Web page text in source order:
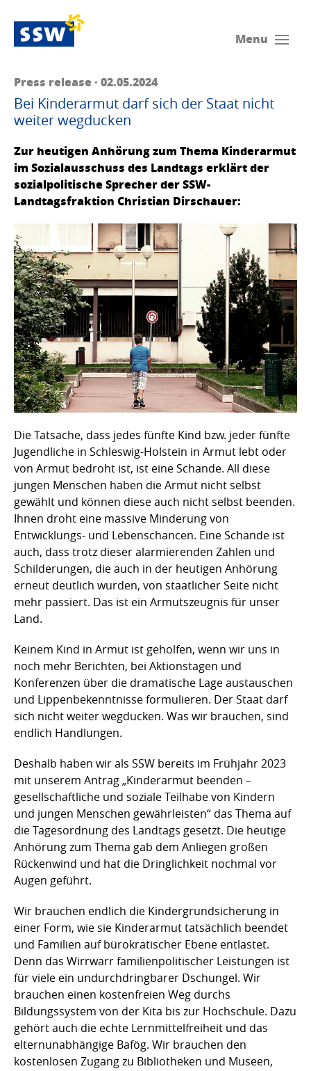
Menu
Press release · 02.05.2024
Bei Kinderarmut darf sich der Staat nicht
weiter wegducken
Zur heutigen Anhörung zum Thema Kinderarmut
im Sozialausschuss des Landtags erklärt der
sozialpolitische Sprecher der SSW-
Landtagsfraktion Christian Dirschauer:
Die Tatsache, dass jedes fünfte Kind bzw. jeder fünfte
Jugendliche in Schleswig-Holstein in Armut lebt oder
von Armut bedroht ist, ist eine Schande. All diese
jungen Menschen haben die Armut nicht selbst
gewählt und können diese auch nicht selbst beenden.
Ihnen droht eine massive Minderung von
Entwicklungs- und Lebenschancen. Eine Schande ist
auch, dass trotz dieser alarmierenden Zahlen und
Schilderungen, die auch in der heutigen Anhörung
erneut deutlich wurden, von staatlicher Seite nicht
mehr passiert. Das ist ein Armutszeugnis für unser
Land.
Keinem Kind in Armut ist geholfen, wenn wir uns in
noch mehr Berichten, bei Aktionstagen und
Konferenzen über die dramatische Lage austauschen
und Lippenbekenntnisse formulieren. Der Staat darf
sich nicht weiter wegducken. Was wir brauchen, sind
endlich Handlungen.
Deshalb haben wir als SSW bereits im Frühjahr 2023
mit unserem Antrag „Kinderarmut beenden –
gesellschaftliche und soziale Teilhabe von Kindern
und jungen Menschen gewährleisten“ das Thema auf
die Tagesordnung des Landtags gesetzt. Die heutige
Anhörung zum Thema gab dem Anliegen großen
Rückenwind und hat die Dringlichkeit nochmal vor
Augen geführt.
Wir brauchen endlich die Kindergrundsicherung in
einer Form, wie sie Kinderarmut tatsächlich beendet
und Familien auf bürokratischer Ebene entlastet.
Denn das Wirrwarr familienpolitischer Leistungen ist
für viele ein undurchdringbarer Dschungel. Wir
brauchen einen kostenfreien Weg durchs
Bildungssystem von der Kita bis zur Hochschule. Dazu
gehört auch die echte Lernmittelfreiheit und das
elternunabhängige Bafög. Wir brauchen den
kostenlosen Zugang zu Bibliotheken und Museen,